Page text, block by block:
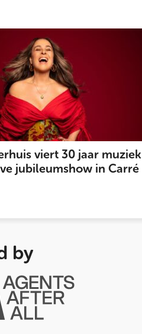
viert 30 jaar muziek
jubileumshow in Carré
by